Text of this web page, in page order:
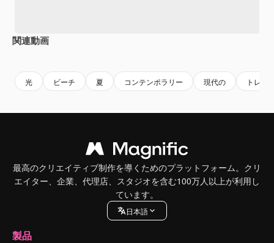
関連動画
光 ビーチ 夏 コンテンポラリー 現代の トレン
最高のクリエイティブ制作を導くためのプラットフォーム。クリ
エイター、企業、代理店、スタジオを含む100万人以上が利用し
ています。
日本語
製品